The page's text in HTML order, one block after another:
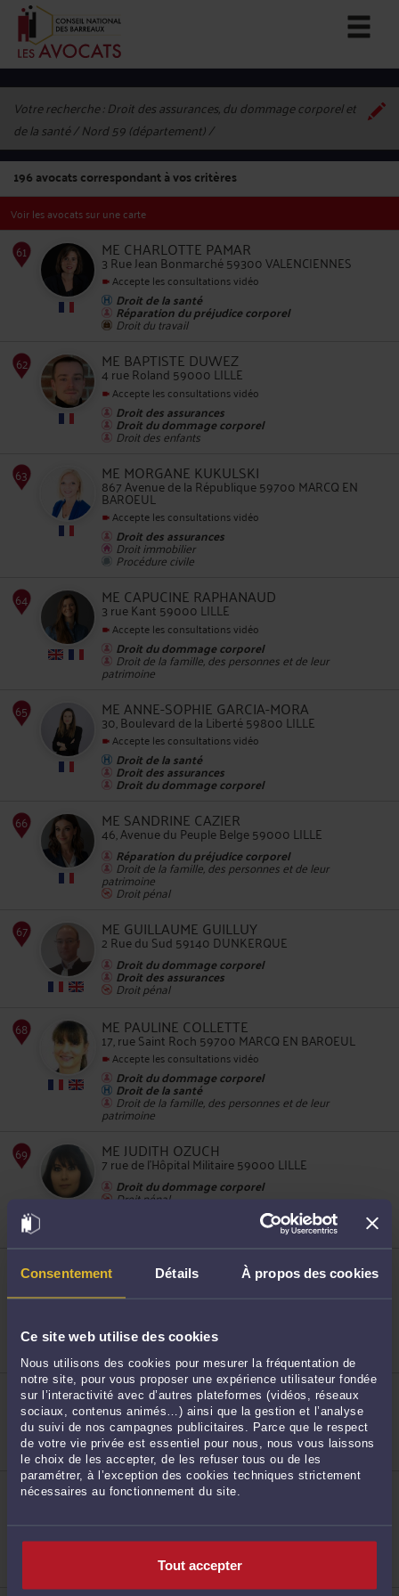
Consentement Détails À propos des cookies
Ce site web utilise des cookies
Nous utilisons des cookies pour mesurer la fréquentation de
notre site, pour vous proposer une expérience utilisateur fondée
sur l’interactivité avec d’autres plateformes (vidéos, réseaux
sociaux, contenus animés…) ainsi que la gestion et l’analyse
du suivi de nos campagnes publicitaires. Parce que le respect
de votre vie privée est essentiel pour nous, nous vous laissons
le choix de les accepter, de les refuser tous ou de les
paramétrer, à l’exception des cookies techniques strictement
nécessaires au fonctionnement du site.
Tout accepter
Votre recherche :Droit des assurances, du dommage corporel et
de la santé / Nord 59 (département)
196avocats correspondant à vos critères
Voir les avocats sur une carte
ME CHARLOTTE PAMAR
3 Rue Jean Bonmarché 59300 VALENCIENNES
Accepte les consultations vidéo
Droit de la santé
Réparation du préjudice corporel
Droit du travail
ME BAPTISTE DUWEZ
4 rue Roland 59000 LILLE
Accepte les consultations vidéo
Droit des assurances
Droit du dommage corporel
Droit des enfants
63
ME MORGANE KUKULSKI
867 Avenue de la République 59700 MARCQ EN
BAROEUL
Accepte les consultations vidéo
Droit des assurances
Droit immobilier
Procédure civile
ME CAPUCINE RAPHANAUD
3 rue Kant 59000 LILLE
Accepte les consultations vidéo
Droit du dommage corporel
Droit de la famille, des personnes et de leur
patrimoine
ME ANNE-SOPHIE GARCIA-MORA
30, Boulevard de la Liberté 59800 LILLE
Accepte les consultations vidéo
Droit de la santé
Droit des assurances
Droit du dommage corporel
66
ME SANDRINE CAZIER
46, Avenue du Peuple Belge 59000 LILLE
Réparation du préjudice corporel
Droit de la famille, des personnes et de leur
patrimoine
Droit pénal
67
ME GUILLAUME GUILLUY
2 Rue du Sud 59140 DUNKERQUE
Droit du dommage corporel
Droit des assurances
Droit pénal
68
ME PAULINE COLLETTE
17, rue Saint Roch 59700 MARCQ EN BAROEUL
Accepte les consultations vidéo
Droit du dommage corporel
Droit de la santé
Droit de la famille, des personnes et de leur
patrimoine
69
ME JUDITH OZUCH
7 rue de l'Hôpital Militaire 59000 LILLE
Droit du dommage corporel
Droit pénal
70
ME MARINE CUVELIER
270 Avenue de la République 59110 LA MADELEINE
Accepte les consultations vidéo
Droit des enfants
Droit de la famille, des personnes et de leur
patrimoine
ME CHRISTEL RENOULT MARECAUX
5 Rue Maurice Bauchond 59300 VALENCIENNES
Droit du dommage corporel
Droit des assurances
Droit de la santé
ME JUSTINE LOCURATOLO
28 place du Neuf Bourg 59300 VALENCIENNES
Accepte les consultations vidéo
Droit du dommage corporel
Droit international et de l'Union européenne